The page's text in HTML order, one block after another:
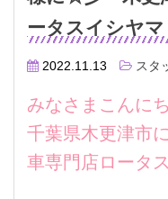
ータスイシヤマ
2022.11.13 スタ
みなさまこんに
千葉県木更津市
車専門店ロータ